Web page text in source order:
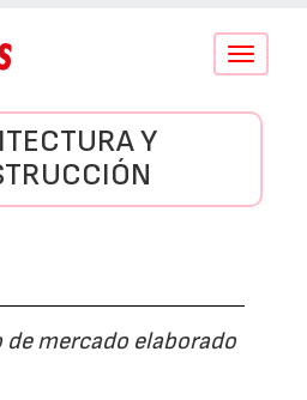
Conmutar
Y
de mercado elaborado